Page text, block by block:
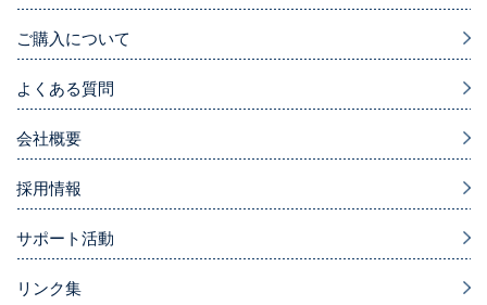
ご購入について
よくある質問
会社概要
採用情報
サポート活動
リンク集